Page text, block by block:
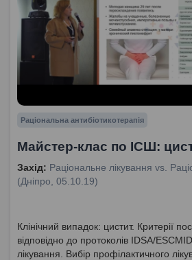
Раціональна антибіотикотерапія
Майстер-клас по ІСШ:
Захід: Раціональне лікування vs.
(Дніпро, 05.10.19)
Клінічний випадок: цистит. Критерії
відповідно до протоколів IDSA/
лікування. Вибір профілактичного